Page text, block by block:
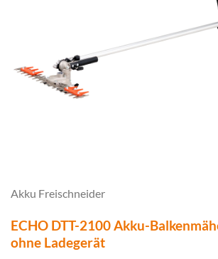
Akku Freischneider
ECHO DTT-2100 Akku-
ohne Ladegerät